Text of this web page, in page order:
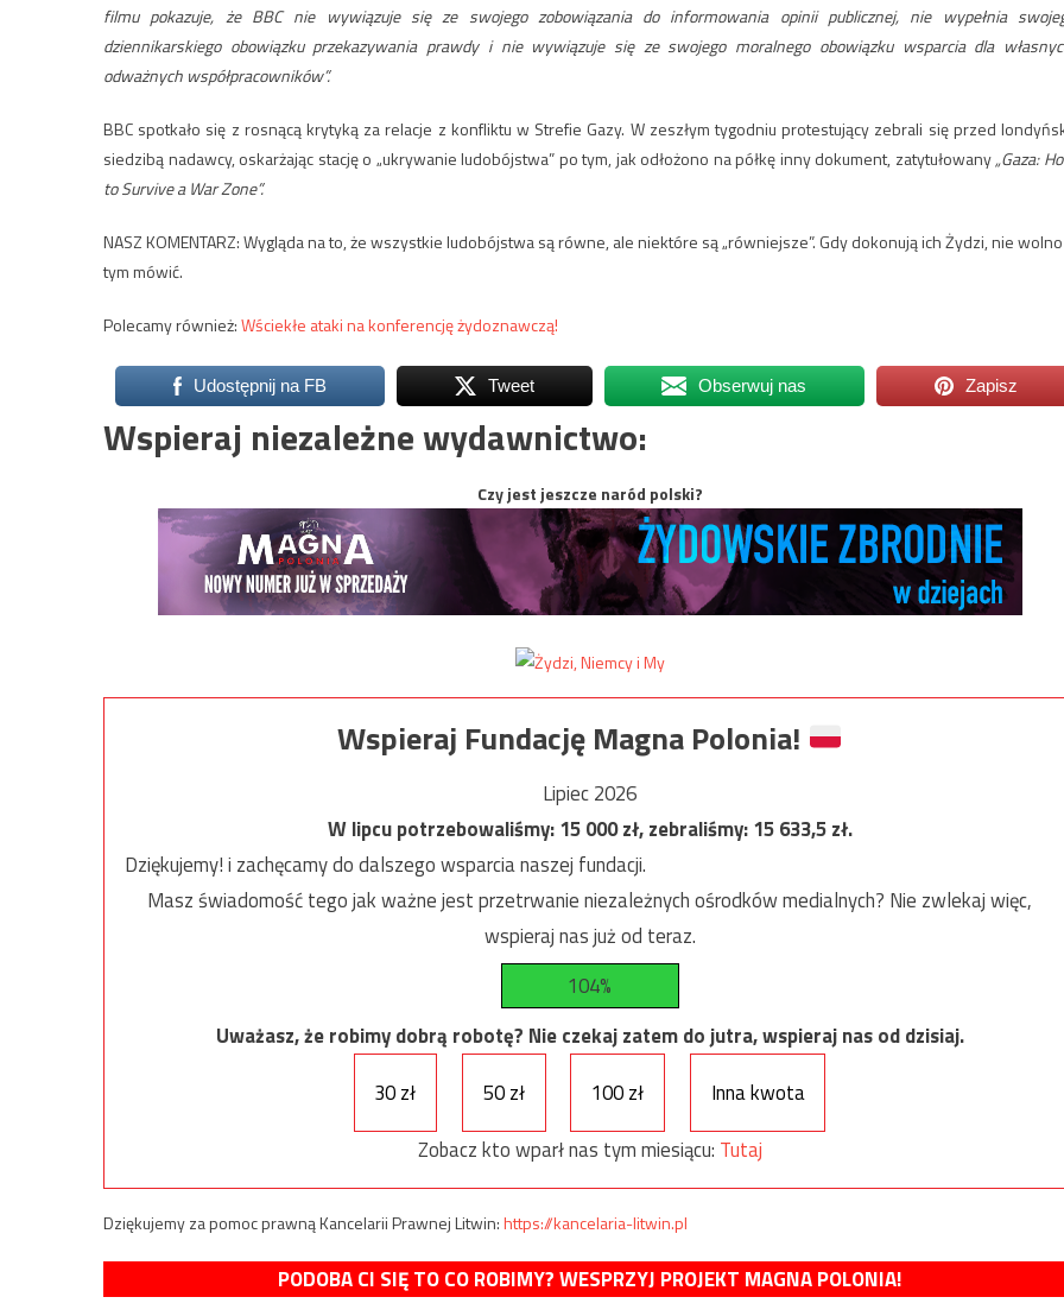
filmu pokazuje, że BBC nie wywiązuje się ze swojego zobowiązania do informowania opinii publicznej, nie wypełnia
dziennikarskiego obowiązku przekazywania prawdy i nie wywiązuje się ze swojego moralnego obowiązku wsparcia dla
odważnych współpracowników”.
BBC spotkało się z rosnącą krytyką za relacje z konfliktu w Strefie Gazy. W zeszłym tygodniu protestujący zebrali się przed
siedzibą nadawcy, oskarżając stację o „ukrywanie ludobójstwa” po tym, jak odłożono na półkę inny dokument, zatytułowany„Gaza:
to Survive a War Zone”.
NASZ KOMENTARZ: Wygląda na to, że wszystkie ludobójstwa są równe, ale niektóre są „równiejsze”. Gdy dokonują ich Żydzi, nie
tym mówić.
Polecamy również:Wściekłe ataki na konferencję żydoznawczą!
Udostępnij na FB Tweet Obserwuj nas Zapisz
Wspieraj niezależne wydawnictwo:
Czy jest jeszcze naród polski?
Wspieraj Fundację Magna Polonia!
Lipiec 2026
W lipcu potrzebowaliśmy:15 000zł, zebraliśmy:15 633,5zł.
Dziękujemy! i zachęcamy do dalszego wsparcia naszej fundacji.
Masz świadomość tego jak ważne jest przetrwanie niezależnych ośrodków medialnych? Nie zwlekaj więc,
wspieraj nas już od teraz.
104%
Uważasz, że robimy dobrą robotę? Nie czekaj zatem do jutra, wspieraj nas od dzisiaj.
30 zł
50 zł 100 zł
Inna kwota
Zobacz kto wparł nas tym miesiącu: Tutaj
Dziękujemy za pomoc prawną Kancelarii Prawnej Litwin:https://kancelaria-litwin.pl
PODOBA CI SIĘ TO CO ROBIMY? WESPRZYJ PROJEKT MAGNA POLONIA!